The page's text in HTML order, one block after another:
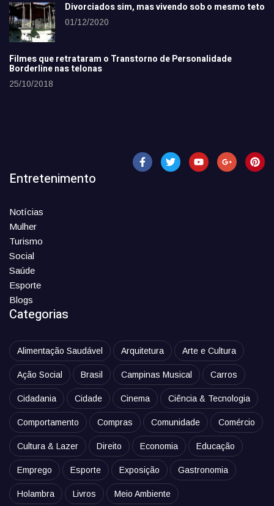
Divorciados sim, mas vivendo sob o mesmo teto
01/12/2020
Filmes que retrataram o Transtorno de Personalidade
Borderline nas telonas
25/10/2018
Entretenimento
Notícias
Mulher
Turismo
Social
Saúde
Esporte
Blogs
Categorias
Alimentação Saudável Arquitetura Arte e Cultura
Ação Social Brasil Campinas Musical Carros
Cidadania Cidade Cinema Ciência & Tecnologia
Comportamento Compras Comunidade Comércio
Cultura & Lazer Direito Economia Educação
Emprego Esporte Exposição Gastronomia
Holambra Livros Meio Ambiente